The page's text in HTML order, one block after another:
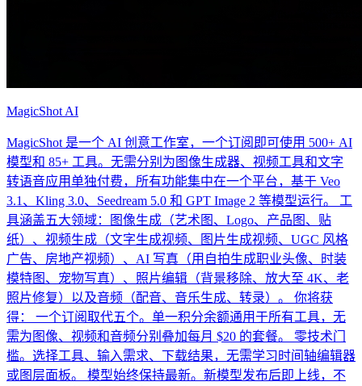
MagicShot AI
MagicShot 是一个 AI 创意工作室，一个订阅即可使用 500+ AI
模型和 85+ 工具。无需分别为图像生成器、视频工具和文字
转语音应用单独付费，所有功能集中在一个平台，基于 Veo
3.1、Kling 3.0、Seedream 5.0 和 GPT Image 2 等模型运行。 工
具涵盖五大领域：图像生成（艺术图、Logo、产品图、贴
纸）、视频生成（文字生成视频、图片生成视频、UGC 风格
广告、房地产视频）、AI 写真（用自拍生成职业头像、时装
模特图、宠物写真）、照片编辑（背景移除、放大至 4K、老
照片修复）以及音频（配音、音乐生成、转录）。 你将获
得： 一个订阅取代五个。单一积分余额通用于所有工具，无
需为图像、视频和音频分别叠加每月 $20 的套餐。 零技术门
槛。选择工具、输入需求、下载结果，无需学习时间轴编辑器
或图层面板。 模型始终保持最新。新模型发布后即上线，不